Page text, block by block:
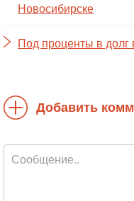
Новосибирске
Под проценты в
Добавить